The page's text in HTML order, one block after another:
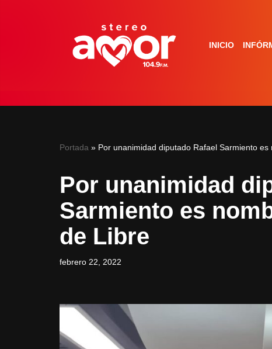
INICIO
Portada » Por unanimidad diputado Rafael Sarmiento
Por unanimidad
Sarmiento es
de Libre
febrero 22, 2022